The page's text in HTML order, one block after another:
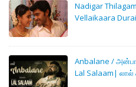
Nadigar
Vellaikaara
Anbalane /
Lal Salaam| லால்